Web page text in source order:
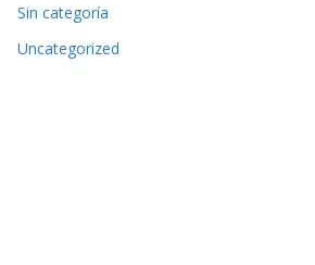
Sin categoría
Uncategorized